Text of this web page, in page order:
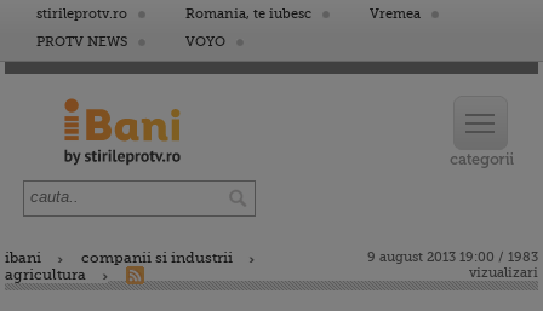
stirileprotv.ro Romania, te iubesc
Vremea
PROTV NEWS
VOYO
ibani
companii si industrii
agricultura
9 august 2013 19:00 / 1983
vizualizari